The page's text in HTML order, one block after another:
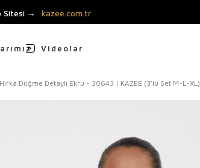
Sitesi → kazee.com.tr
Videolar
Düğme Detaylı Ekru - 30643 | KAZEE (3'lü Set M-L-XL)